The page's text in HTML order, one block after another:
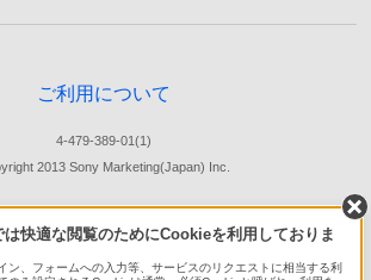
ご利用について
4-479-389-01(1)
2013 Sony Marketing(Japan) Inc.
快適な閲覧のためにCookieを利用しておりま
ン、フォームへの入力等、サービスのリクエストに相当する利